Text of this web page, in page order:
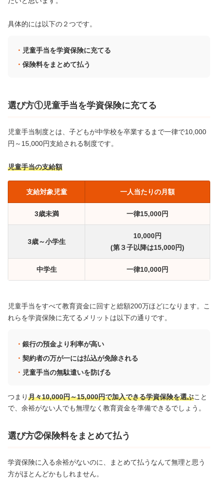
具体的には以下の２つです。
児童手当を学資保険に充てる
保険料をまとめて払う
選び方①児童手当を学資保険に充てる
児童手当制度とは、子どもが中学校を卒業するまで一律で10,000
円～15,000円支給される制度です。
児童手当の支給額
支給対象児童 一人当たりの月額
3歳未満 一律15,000円
3歳～小学生
10,000円
(第３子以降は15,000円)
中学生 一律10,000円
児童手当をすべて教育資金に回すと総額200万ほどになります。こ
れらを学資保険に充てるメリットは以下の通りです。
銀行の預金より利率が高い
契約者の万が一には払込が免除される
児童手当の無駄遣いを防げる
つまり月々10,000円～15,000円で加入できる学資保険を選ぶこと
で、余裕がない人でも無理なく教育資金を準備できるでしょう。
選び方②保険料をまとめて払う
学資保険に入る余裕がないのに、まとめて払うなんて無理と思う
方がほとんどかもしれません。